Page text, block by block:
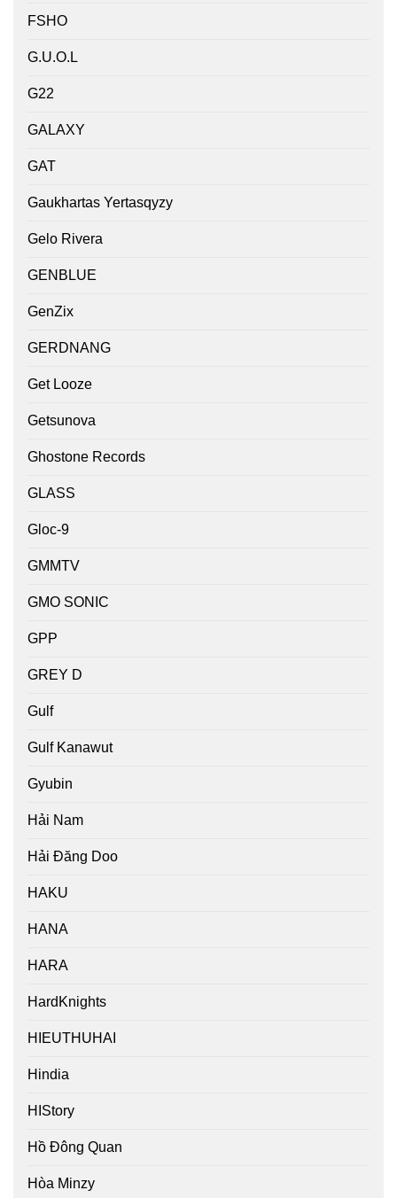
FSHO
G.U.O.L
G22
GALAXY
GAT
Gaukhartas Yertasqyzy
Gelo Rivera
GENBLUE
GenZix
GERDNANG
Get Looze
Getsunova
Ghostone Records
GLASS
Gloc-9
GMMTV
GMO SONIC
GPP
GREY D
Gulf
Gulf Kanawut
Gyubin
Hải Nam
Hải Đăng Doo
HAKU
HANA
HARA
HardKnights
HIEUTHUHAI
Hindia
HIStory
Hồ Đông Quan
Hòa Minzy